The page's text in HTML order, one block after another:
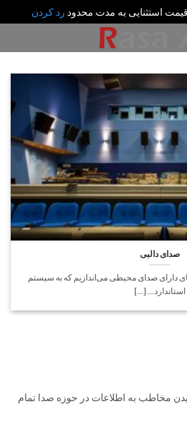
استثنایی به مدت محدود رد کردن
صدای دالبی
دارای صدای محیطی می‌اندازیم که به سیستم
استاندارد... [...]
مخاطب به اطلاعات در حوزه صدا تمام